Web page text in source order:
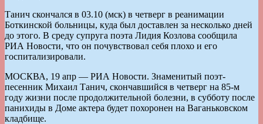
Танич скончался в 03.10 (мск) в четверг в реанимации
Боткинской больницы, куда был доставлен за несколько дней
до этого. В среду супруга поэта Лидия Козлова сообщила
РИА Новости, что он почувствовал себя плохо и его
госпитализировали.
МОСКВА, 19 апр — РИА Новости. Знаменитый поэт-
песенник Михаил Танич, скончавшийся в четверг на 85-м
году жизни после продолжительной болезни, в субботу после
панихиды в Доме актера будет похоронен на Ваганьковском
кладбище.